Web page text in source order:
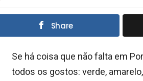
Share
Se há coisa que não falta em
todos os gostos: verde,